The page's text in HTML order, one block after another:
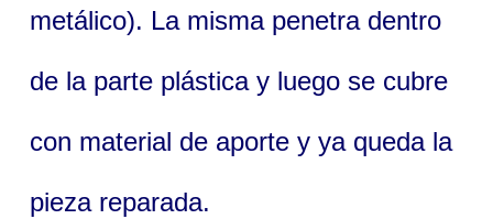
metálico). La misma penetra dentro
de la parte plástica y luego se cubre
con material de aporte y ya queda la
pieza reparada.